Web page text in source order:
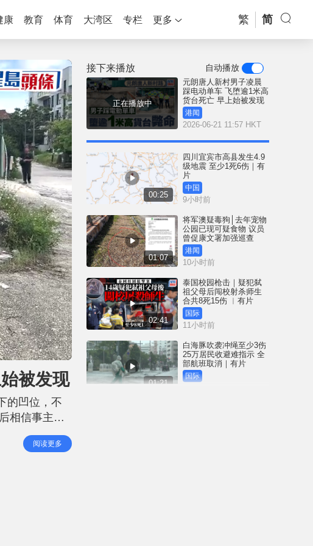
康 教育 体育 大湾区 专栏 更多 繁 简
被发现
的凹位，不
相信事主驾
获身份证，
所造成的伤
阅读更多
接下来播放 自动播放
正在播放中
元朗唐人新村男子凌晨
踩电动单车 飞堕逾1米高
货台死亡 早上始被发现
港闻
2026-06-21 11:57 HKT
00:25
四川宜宾市高县发生4.9
级地震 至少1死6伤｜有
片
中国
9小时前
01:07
将军澳疑毒狗│去年宠物
公园已现可疑食物 议员
曾促康文署加强巡查
港闻
10小时前
02:41
泰国校园枪击｜疑犯弑
祖父母后闯校射杀师生
合共8死15伤 ︱有片
国际
11小时前
01:21
白海豚吹袭冲绳至少3伤
25万居民收避难指示 全
部航班取消｜有片
国际